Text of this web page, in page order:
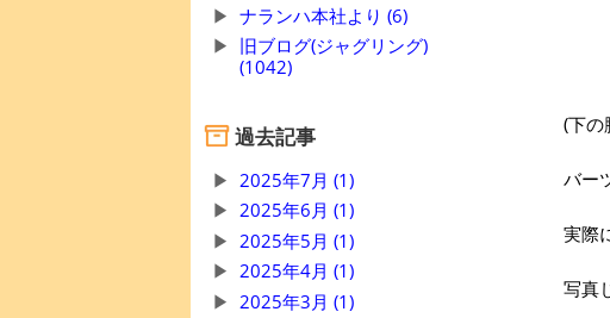
ナランハ本社より (6)
旧ブログ(ジャグリング)
(1042)
過去記事
2025年7月 (1)
2025年6月 (1)
2025年5月 (1)
2025年4月 (1)
2025年3月 (1)
(下の
バー
実際
写真